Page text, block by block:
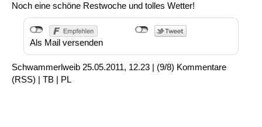
Noch eine schöne Restwoche und tolles Wetter!
Als Mail versenden
Schwammerlweib 25.05.2011, 12.23 | (9/8) Kommentare
(RSS) | TB | PL